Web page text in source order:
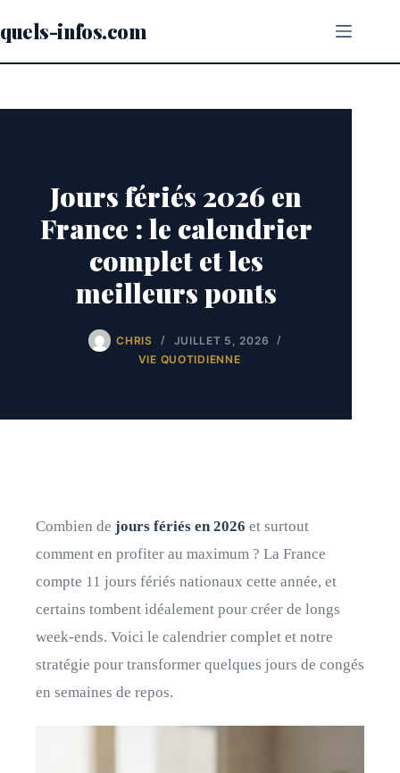
au
contenu
quels-infos.com
Jours fériés 2026 en
France : le calendrier
complet et les
meilleurs ponts
CHRIS
JUILLET 5, 2026
VIE QUOTIDIENNE
Combien de jours fériés en 2026 et surtout
comment en profiter au maximum ? La France
compte 11 jours fériés nationaux cette année, et
certains tombent idéalement pour créer de longs
week-ends. Voici le calendrier complet et notre
stratégie pour transformer quelques jours de congés
en semaines de repos.